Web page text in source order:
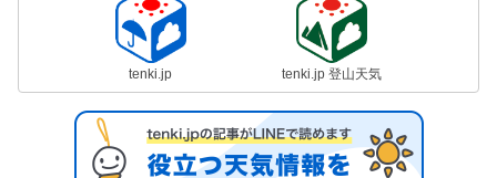
tenki.jp tenki.jp 登山天気